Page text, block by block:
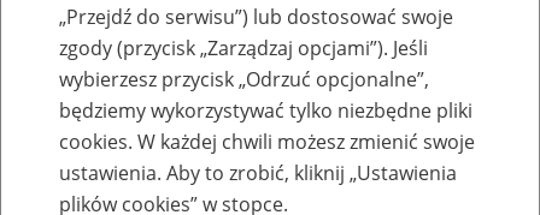
Baza zlikwidowanych lub
przekształconych zakładów pracy
„Przejdź do serwisu”) lub dostosować swoje
zgody (przycisk „Zarządzaj opcjami”). Jeśli
wybierzesz przycisk „Odrzuć opcjonalne”,
będziemy wykorzystywać tylko niezbędne pliki
cookies. W każdej chwili możesz zmienić swoje
ustawienia. Aby to zrobić, kliknij „Ustawienia
plików cookies” w stopce.